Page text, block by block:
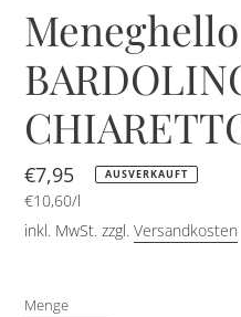
Normaler
Preis
€7,95 AUSVERKAUFT
Einzelpreis
€10,60/pro
l
inkl. MwSt. zzgl. Versandkosten
Menge